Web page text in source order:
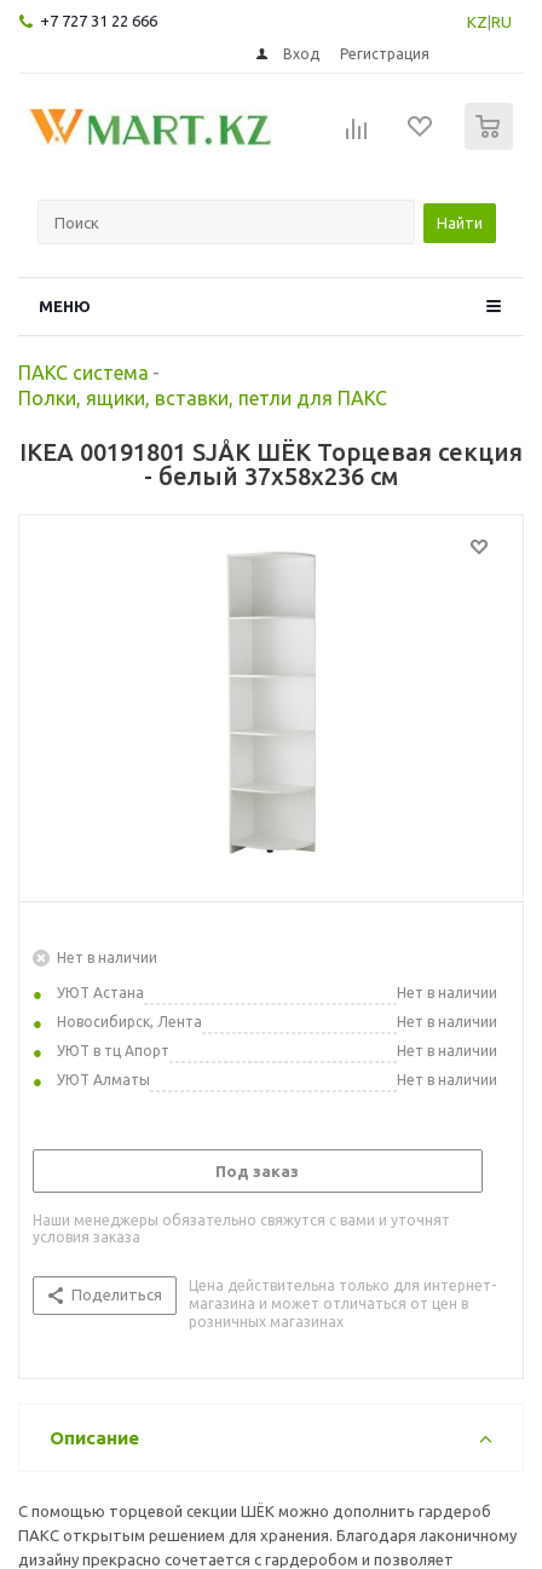
+7 727 31 22 666 KZ RU
Вход Регистрация
Найти
МЕНЮ
ПАКС система -
Полки, ящики, вставки, петли для ПАКС
IKEA 00191801 SJÅK ШЁК Торцевая секция
- белый 37x58x236 см
Нет в наличии
УЮТ Астана
Нет в наличии
Новосибирск, Лента
Нет в наличии
УЮТ в тц Апорт
Нет в наличии
УЮТ Алматы
Нет в наличии
Под заказ
Наши менеджеры обязательно свяжутся с вами и уточнят
условия заказа
Поделиться
Цена действительна только для интернет-
магазина и может отличаться от цен в
розничных магазинах
Описание
С помощью торцевой секции ШЁК можно дополнить гардероб
ПАКС открытым решением для хранения. Благодаря лаконичному
дизайну прекрасно сочетается с гардеробом и позволяет